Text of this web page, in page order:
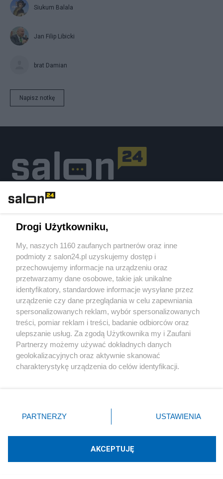
Siukum Balala
Jan Filip Libicki
brat Damian
Napisz notkę
Podziel się swoją opinią
ZAŁÓŻ BLOG
Polityka
Gospodarka
Rozmaitości
Technologie
Sport
Drogi Użytkowniku,
My, naszych 1160 zaufanych partnerów oraz inne
podmioty z salon24.pl uzyskujemy dostęp i
przechowujemy informacje na urządzeniu oraz
przetwarzamy dane osobowe, takie jak unikalne
identyfikatory, standardowe informacje wysyłane przez
urządzenie czy dane przeglądania w celu zapewniania
spersonalizowanych reklam, wybór spersonalizowanych
treści, pomiar reklam i treści, badanie odbiorców oraz
ulepszanie usług. Za zgodą Użytkownika my i Zaufani
Partnerzy możemy używać dokładnych danych
geolokalizacyjnych oraz aktywnie skanować
charakterystykę urządzenia do celów identyfikacji.
zmienić/wycofać klikając przycisk ustawień prywatności
znajdujący się w lewym dolnym rogu strony
rodzaje przetwarzania danych nie wymagają zgody
użytkownika, ale masz prawo sprzeciwić się takiemu
PARTNERZY USTAWIENIA
AKCEPTUJĘ